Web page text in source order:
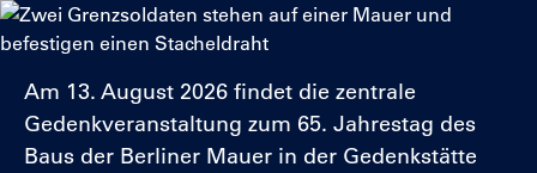
Am 13. August 2026 findet die zentrale
Gedenkveranstaltung zum 65. Jahrestag des
Baus der Berliner Mauer in der Gedenkstätte